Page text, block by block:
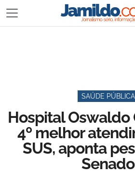
SAÚDE PÚBLICA
Hospital Oswaldo
4º melhor
SUS, aponta
Senado